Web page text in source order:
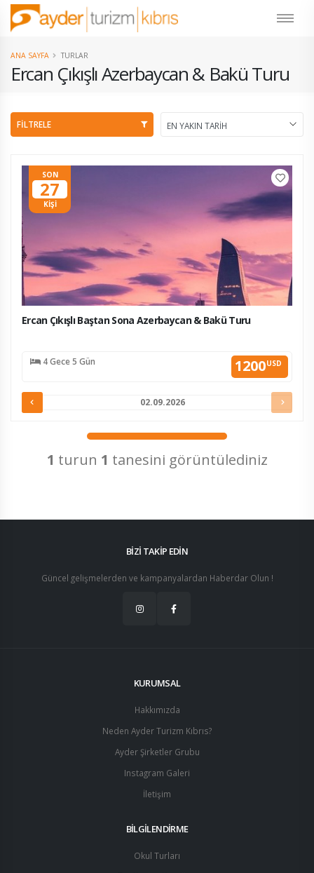
Ercan Çıkışlı Azerbaycan & Bakü Turu
ANA SAYFA TURLAR
FİLTRELE
SON
27
KİŞİ
Ercan Çıkışlı Baştan Sona Azerbaycan & Bakü Turu
4 Gece 5 Gün 1200USD
02.09.2026
1 turun 1 tanesini görüntülediniz
BİZİ TAKİP EDİN
Güncel gelişmelerden ve kampanyalardan Haberdar Olun !
KURUMSAL
Hakkımızda
Neden Ayder Turizm Kıbrıs?
Ayder Şirketler Grubu
Instagram Galeri
İletişim
BİLGİLENDİRME
Okul Turları